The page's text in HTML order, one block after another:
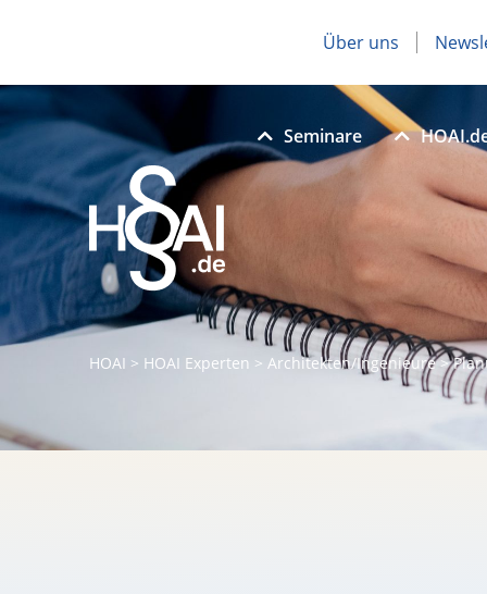
Über uns
Seminare
HOAI > HOAI Experten > Architekten/Ingenieure>